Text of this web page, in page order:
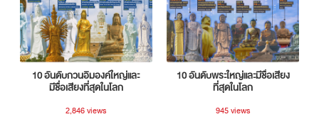
10 อันดับกวนอิมองค์ใหญ่และ
มีชื่อเสียงที่สุดในโลก
2,846 views
10 อันดับพระใหญ่และมีชื่อเสียง
ที่สุดในโลก
945 views